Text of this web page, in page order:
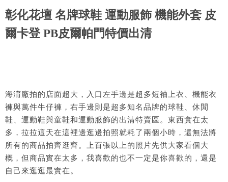
彰化花壇 名牌球鞋 運動服飾 機能外套 皮
爾卡登 PB皮爾帕門特價出清
海淯廠拍的店面超大，入口左手邊是超多短袖上衣、機能衣
褲與萬件牛仔褲，右手邊則是超多知名品牌的球鞋、休閒
鞋、運動鞋與童鞋和運動服飾的出清特賣區。東西實在太
多，拉拉這天在這裡邊逛邊拍照就耗了兩個小時，還無法將
所有的商品拍齊逛齊。上百張以上的照片先供大家看個大
概，但商品實在太多，我喜歡的也不一定是你喜歡的，還是
自己來逛逛最實在。